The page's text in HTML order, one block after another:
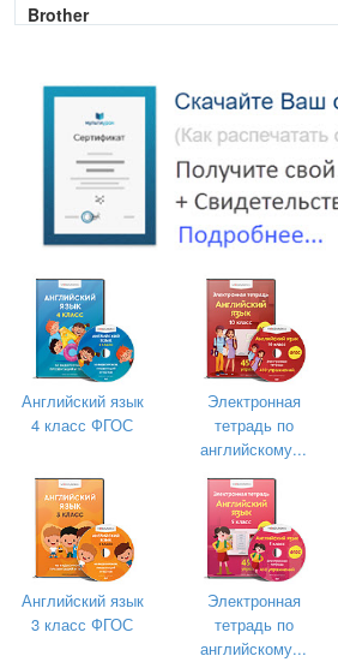
Brother
Grandpa
Who is this?
Английский язык
4 класс ФГОС
Электронная
тетрадь по
английскому...
Английский язык
3 класс ФГОС
Электронная
тетрадь по
английскому...